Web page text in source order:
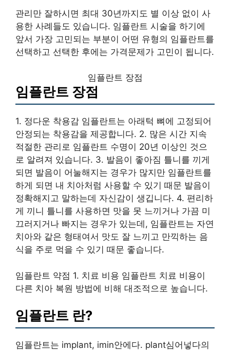
관리만 잘하시면 최대 30년까지도 별 이상 없이 사
용한 사례들도 있습니다. 임플란트 시술을 하기에
앞서 가장 고민되는 부분이 어떤 유형의 임플란트를
선택하고 선택한 후에는 가격문제가 고민이 됩니다.
임플란트 장점
임플란트 장점
1. 정다운 착용감 임플란트는 아래턱 뼈에 고정되어
안정되는 착용감을 제공합니다. 2. 많은 시간 지속
적절한 관리로 임플란트 수명이 20년 이상인 것으
로 알려져 있습니다. 3. 발음이 좋아짐 틀니를 끼게
되면 발음이 어눌해지는 경우가 많지만 임플란트를
하게 되면 내 치아처럼 사용할 수 있기 때문 발음이
정확해지고 말하는데 자신감이 생깁니다. 4. 편리하
게 끼니 틀니를 사용하면 맛을 못 느끼거나 가끔 미
끄러지거나 빠지는 경우가 있는데, 임플란트는 자연
치아와 같은 형태여서 맛도 잘 느끼고 만끽하는 음
식을 주로 먹을 수 있기 때문 좋습니다.
임플란트 약점 1. 치료 비용 임플란트 치료 비용이
다른 치아 복원 방법에 비해 대조적으로 높습니다.
임플란트 란?
임플란트는 implant, imin안에다. plant심어넣다의